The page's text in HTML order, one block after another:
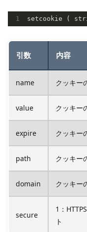
引数 内容
name クッキー
value クッキー
expire クッキー
path クッキー
domain クッキー
secure
1：
ト